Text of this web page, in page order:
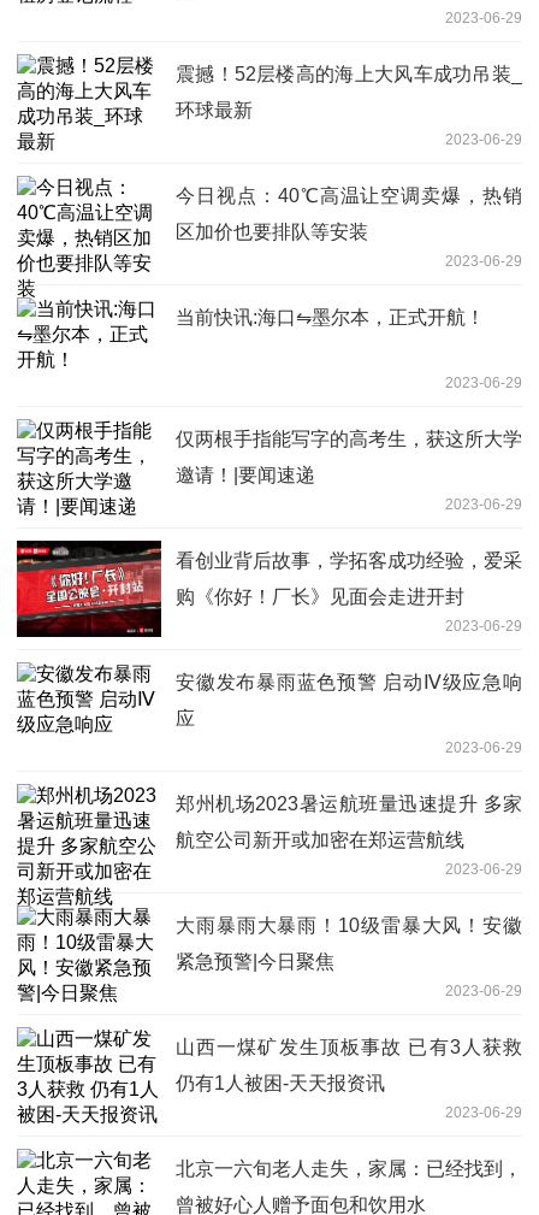
2023-06-29
震撼！52层楼高的海上大风车成功吊装_
环球最新
2023-06-29
今日视点：40℃高温让空调卖爆，热销
区加价也要排队等安装
2023-06-29
当前快讯:海口⇋墨尔本，正式开航！
2023-06-29
仅两根手指能写字的高考生，获这所大学
邀请！|要闻速递
2023-06-29
看创业背后故事，学拓客成功经验，爱采
购《你好！厂长》见面会走进开封
2023-06-29
安徽发布暴雨蓝色预警 启动Ⅳ级应急响
应
2023-06-29
郑州机场2023暑运航班量迅速提升 多家
航空公司新开或加密在郑运营航线
2023-06-29
大雨暴雨大暴雨！10级雷暴大风！安徽
紧急预警|今日聚焦
2023-06-29
山西一煤矿发生顶板事故 已有3人获救
仍有1人被困-天天报资讯
2023-06-29
北京一六旬老人走失，家属：已经找到，
曾被好心人赠予面包和饮用水